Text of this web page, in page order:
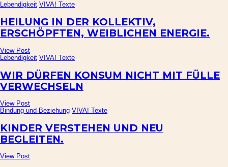
Lebendigkeit VIVA! Texte
HEILUNG IN DER KOLLEKTIV,
ERSCHÖPFTEN, WEIBLICHEN ENERGIE.
View Post
Lebendigkeit VIVA! Texte
WIR DÜRFEN KONSUM NICHT MIT FÜLLE
VERWECHSELN
View Post
Bindung und Beziehung VIVA! Texte
KINDER VERSTEHEN UND NEU
BEGLEITEN.
View Post